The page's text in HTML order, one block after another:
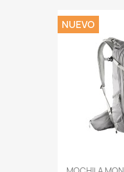
NUEVO